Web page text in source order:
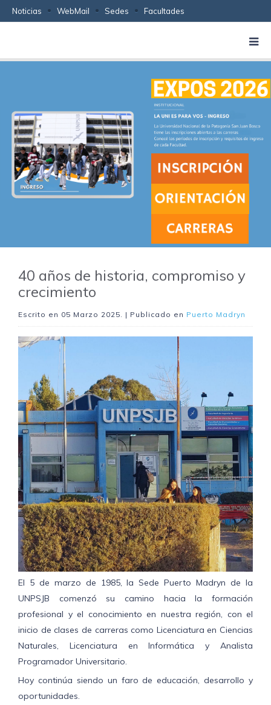
Noticias WebMail Sedes Facultades
40 años de historia, compromiso y
crecimiento
Escrito en 05 Marzo 2025. | Publicado en Puerto Madryn
El 5 de marzo de 1985, la Sede Puerto Madryn de la
UNPSJB comenzó su camino hacia la formación
profesional y el conocimiento en nuestra región, con el
inicio de clases de carreras como Licenciatura en Ciencias
Naturales, Licenciatura en Informática y Analista
Programador Universitario.
Hoy continúa siendo un faro de educación, desarrollo y
oportunidades.